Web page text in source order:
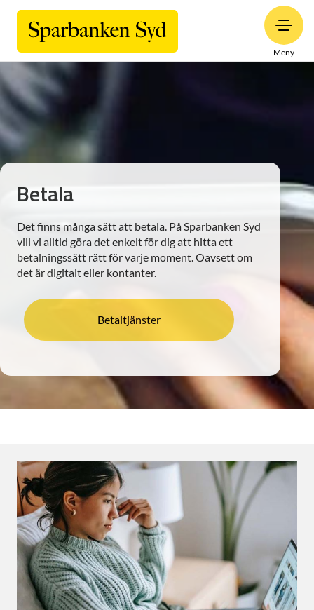
Meny
Betala
Det finns många sätt att betala. På Sparbanken Syd
vill vi alltid göra det enkelt för dig att hitta ett
betalningssätt rätt för varje moment. Oavsett om
det är digitalt eller kontanter.
Betaltjänster